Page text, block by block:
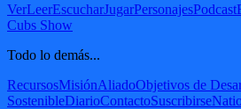
VerLeerEscucharJugarPersonajesPodcast
Cubs Show
Todo lo demás...
RecursosMisiónAliadoObjetivos de
SostenibleDiarioContactoSuscribirse